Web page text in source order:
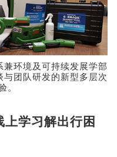
环境及可持续发展学部
团队研发的新型多层次
。
学习解出行困